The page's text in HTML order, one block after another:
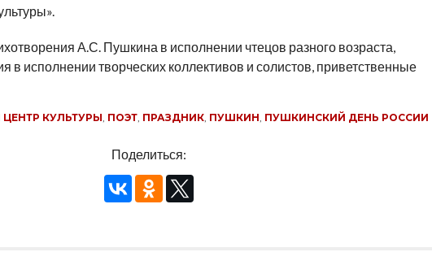
А.С. Пушкина в исполнении чтецов разного возраста,
в исполнении творческих коллективов и солистов, приветственные
КУЛЬТУРЫ, ПОЭТ, ПРАЗДНИК, ПУШКИН, ПУШКИНСКИЙ ДЕНЬ РОССИИ
Поделиться: